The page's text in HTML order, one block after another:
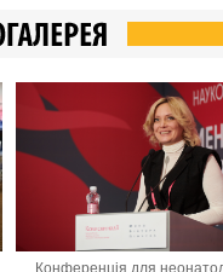
Конференція для